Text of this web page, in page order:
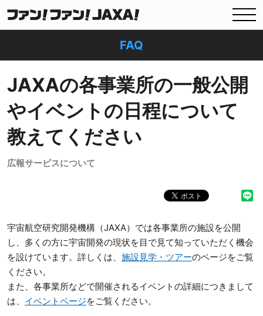
FAQ
JAXAの各事業所の一般公開
やイベントの日程について
教えてください
広報サービスについて
宇宙航空研究開発機構（JAXA）では各事業所の施設を公開
し、多くの方に宇宙開発の現状を目で見て知っていただく機会
を設けています。詳しくは、 施設見学・ツアーのページをご覧
ください。
また、各事業所などで開催されるイベントの詳細につきまして
は、 イベントページをご覧ください。